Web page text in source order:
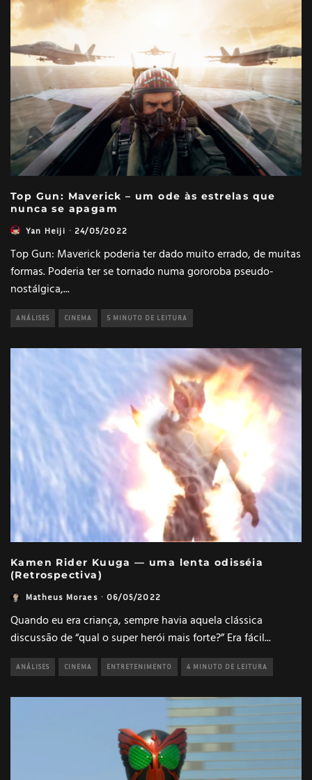
Top Gun: Maverick – um ode às estrelas que
nunca se apagam
Yan Heiji · 24/05/2022
Top Gun: Maverick poderia ter dado muito errado, de muitas
formas. Poderia ter se tornado numa gororoba pseudo-
nostálgica,...
ANÁLISES CINEMA 5 MINUTO DE LEITURA
Kamen Rider Kuuga — uma lenta odisséia
(Retrospectiva)
Matheus Moraes · 06/05/2022
Quando eu era criança, sempre havia aquela clássica
discussão de “qual o super herói mais forte?” Era fácil...
ANÁLISES CINEMA ENTRETENIMENTO 4 MINUTO DE LEITURA